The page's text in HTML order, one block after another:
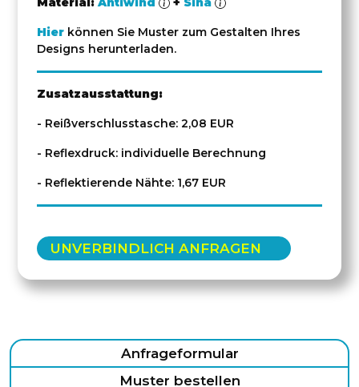
Hier können Sie Muster zum Gestalten Ihres
Designs herunterladen.
Zusatzausstattung:
- Reißverschlusstasche: 2,08 EUR
- Reflexdruck: individuelle Berechnung
- Reflektierende Nähte: 1,67 EUR
UNVERBINDLICH ANFRAGEN
Anfrageformular
Muster bestellen